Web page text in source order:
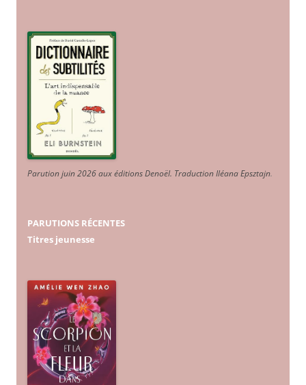
Parution juin 2026 aux éditions Denoël. Traduction Iléana Epsztajn.
PARUTIONS RÉCENTES
Titres jeunesse